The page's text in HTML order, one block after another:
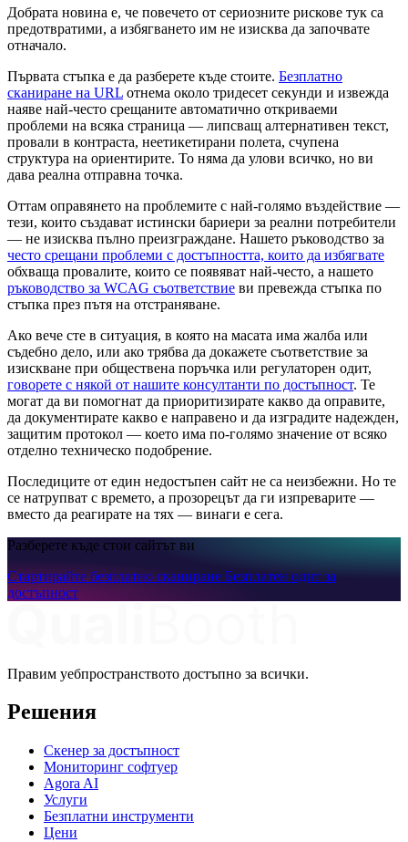
Добрата новина е, че повечето от сериозните рискове тук са
предотвратими, а избягването им не изисква да започвате
отначало.
Първата стъпка е да разберете къде стоите. Безплатно
сканиране на URL отнема около тридесет секунди и извежда
наяве най-често срещаните автоматично откриваеми
проблеми на всяка страница — липсващ алтернативен текст,
провали в контраста, неетикетирани полета, счупена
структура на ориентирите. То няма да улови всичко, но ви
дава реална отправна точка.
Оттам оправянето на проблемите с най-голямо въздействие —
тези, които създават истински бариери за реални потребители
— не изисква пълно преизграждане. Нашето ръководство за
често срещани проблеми с достъпността, които да избягвате
обхваща провалите, които се появяват най-често, а нашето
ръководство за WCAG съответствие ви превежда стъпка по
стъпка през пътя на отстраняване.
Ако вече сте в ситуация, в която на масата има жалба или
съдебно дело, или ако трябва да докажете съответствие за
изискване при обществена поръчка или регулаторен одит,
говорете с някой от нашите консултанти по достъпност. Те
могат да ви помогнат да приоритизирате какво да оправите,
да документирате какво е направено и да изградите надежден,
защитим протокол — което има по-голямо значение от всяко
отделно техническо подобрение.
Последиците от един недостъпен сайт не са неизбежни. Но те
се натрупват с времето, а прозорецът да ги изпреварите —
вместо да реагирате на тях — винаги е сега.
Разберете къде стои сайтът ви
Стартирайте безплатно сканиране Безплатен одит за
достъпност
Правим уебпространството достъпно за всички.
Решения
Скенер за достъпност
Мониторинг софтуер
Agora AI
Услуги
Безплатни инструменти
Цени